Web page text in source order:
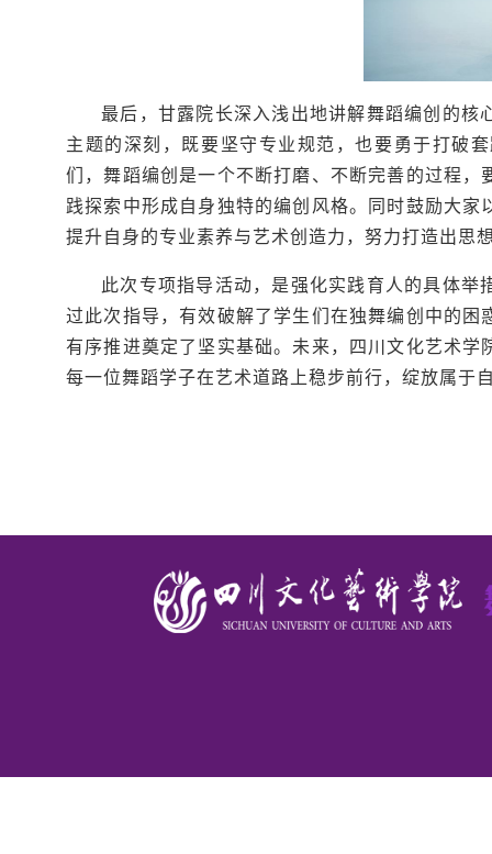
最后，甘露院长深入浅出地讲解舞蹈编创的
主题的深刻，既要坚守专业规范，也要勇于打破
们，舞蹈编创是一个不断打磨、不断完善的过程
践探索中形成自身独特的编创风格。同时鼓励大
提升自身的专业素养与艺术创造力，努力打造出思
此次专项指导活动，是强化实践育人的具体举
过此次指导，有效破解了学生们在独舞编创中的
有序推进奠定了坚实基础。未来，四川文化艺术
每一位舞蹈学子在艺术道路上稳步前行，绽放属于